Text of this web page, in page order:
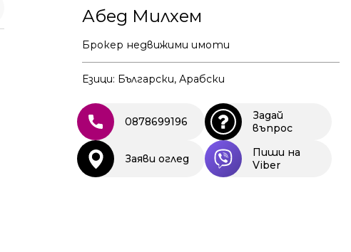
Абед Милхем
Брокер недвижими имоти
Езици: Български, Арабски
0878699196
Задай
въпрос
Заяви оглед
Пиши на
Viber